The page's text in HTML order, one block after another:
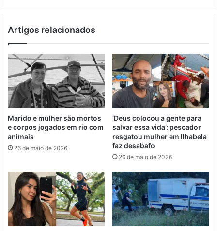
Artigos relacionados
Marido e mulher são mortos
e corpos jogados em rio com
animais
26 de maio de 2026
‘Deus colocou a gente para
salvar essa vida’: pescador
resgatou mulher em Ilhabela
faz desabafo
26 de maio de 2026